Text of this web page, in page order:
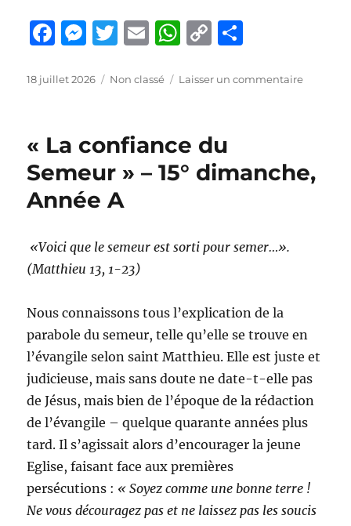
F
c
b
o
o
k
M
ss
n
g
er
T
it
r
E
ai
W
at
A
p
C
p
Li
n
k
rt
Publié
18 juillet 2026 Catégories
Non classé Laisser un commentairesur
« La confiance du
Semeur » – 15° dimanche,
Année A
«Voici que le semeur est sorti pour semer…».
(Matthieu 13, 1-23)
Nous connaissons tous l’explication de la
parabole du semeur, telle qu’elle se trouve en
l’évangile selon saint Matthieu. Elle est juste et
judicieuse, mais sans doute ne date-t-elle pas
de Jésus, mais bien de l’époque de la rédaction
de l’évangile – quelque quarante années plus
tard. Il s’agissait alors d’encourager la jeune
Eglise, faisant face aux premières
persécutions : « Soyez comme une bonne terre !
Ne vous découragez pas et ne laissez pas les soucis